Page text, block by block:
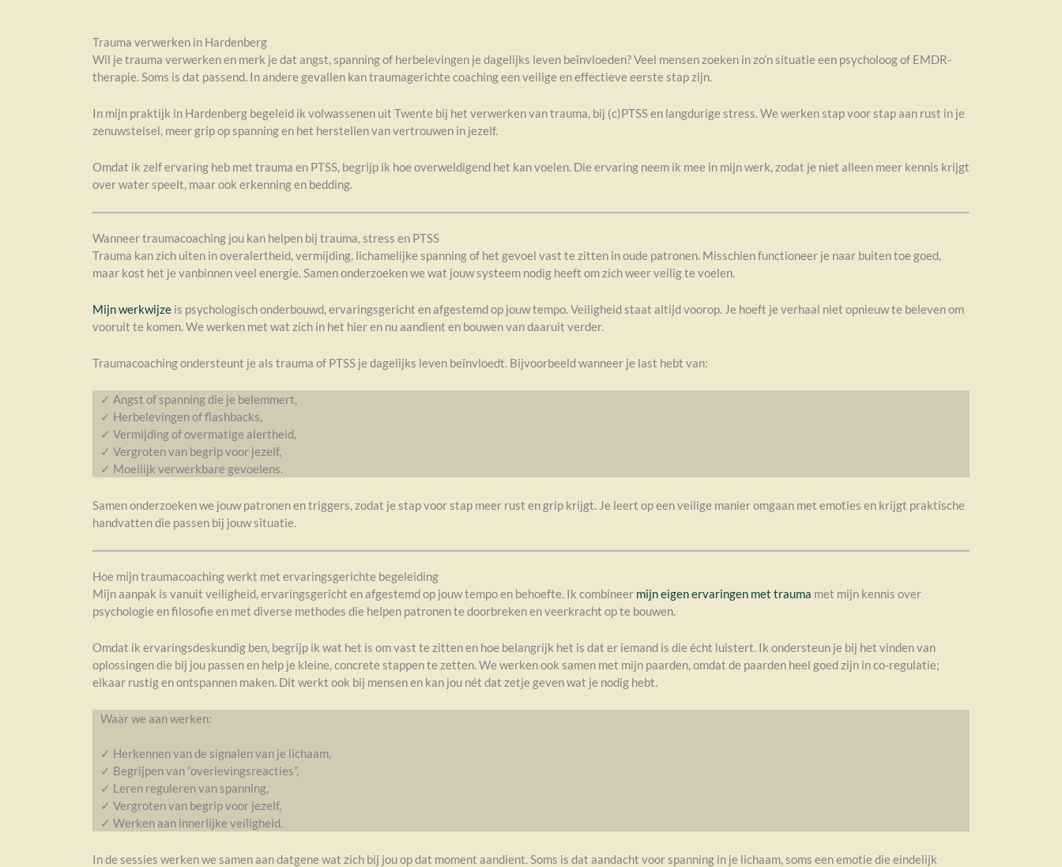
Trauma verwerken in Hardenberg
Wil je trauma verwerken en merk je dat angst, spanning of herbelevingen je dagelijks leven beïnvloeden? Veel mensen zoeken in zo’n situatie een psycholoog of EMDR-
therapie. Soms is dat passend. In andere gevallen kan traumagerichte coaching een veilige en effectieve eerste stap zijn.
In mijn praktijk in Hardenberg begeleid ik volwassenen uit Twente bij het verwerken van trauma, bij (c)PTSS en langdurige stress. We werken stap voor stap aan rust in je
zenuwstelsel, meer grip op spanning en het herstellen van vertrouwen in jezelf.
Omdat ik zelf ervaring heb met trauma en PTSS, begrijp ik hoe overweldigend het kan voelen. Die ervaring neem ik mee in mijn werk, zodat je niet alleen meer kennis krijgt
over water speelt, maar ook erkenning en bedding.
Wanneer traumacoaching jou kan helpen bij trauma, stress en PTSS
Trauma kan zich uiten in overalertheid, vermijding, lichamelijke spanning of het gevoel vast te zitten in oude patronen. Misschien functioneer je naar buiten toe goed,
maar kost het je vanbinnen veel energie. Samen onderzoeken we wat jouw systeem nodig heeft om zich weer veilig te voelen.
Mijn werkwijze is psychologisch onderbouwd, ervaringsgericht en afgestemd op jouw tempo. Veiligheid staat altijd voorop. Je hoeft je verhaal niet opnieuw te beleven om
vooruit te komen. We werken met wat zich in het hier en nu aandient en bouwen van daaruit verder.
Traumacoaching ondersteunt je als trauma of PTSS je dagelijks leven beïnvloedt. Bijvoorbeeld wanneer je last hebt van:
✓ Angst of spanning die je belemmert,
✓ Herbelevingen of flashbacks,
✓ Vermijding of overmatige alertheid,
✓ Vergroten van begrip voor jezelf,
✓ Moeilijk verwerkbare gevoelens.
Samen onderzoeken we jouw patronen en triggers, zodat je stap voor stap meer rust en grip krijgt. Je leert op een veilige manier omgaan met emoties en krijgt praktische
handvatten die passen bij jouw situatie.
Hoe mijn traumacoaching werkt met ervaringsgerichte begeleiding
Mijn aanpak is vanuit veiligheid, ervaringsgericht en afgestemd op jouw tempo en behoefte. Ik combineer mijn eigen ervaringen met trauma met mijn kennis over
psychologie en filosofie en met diverse methodes die helpen patronen te doorbreken en veerkracht op te bouwen.
Omdat ik ervaringsdeskundig ben, begrijp ik wat het is om vast te zitten en hoe belangrijk het is dat er iemand is die écht luistert. Ik ondersteun je bij het vinden van
oplossingen die bij jou passen en help je kleine, concrete stappen te zetten. We werken ook samen met mijn paarden, omdat de paarden heel goed zijn in co-regulatie;
elkaar rustig en ontspannen maken. Dit werkt ook bij mensen en kan jou nét dat zetje geven wat je nodig hebt.
Waar we aan werken:
✓ Herkennen van de signalen van je lichaam,
✓ Begrijpen van “overlevingsreacties”,
✓ Leren reguleren van spanning,
✓ Vergroten van begrip voor jezelf,
✓ Werken aan innerlijke veiligheid.
In de sessies werken we samen aan datgene wat zich bij jou op dat moment aandient. Soms is dat aandacht voor spanning in je lichaam, soms een emotie die eindelijk